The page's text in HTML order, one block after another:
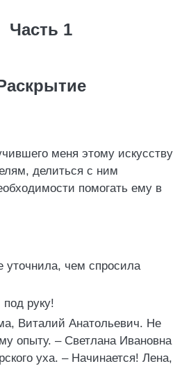
Часть 1
меня этому искусству
делиться с ним
помогать ему в
чем спросила
руку!
Виталий Анатольевич. Не
опыту. – Светлана Ивановна
уха. – Начинается! Лена,